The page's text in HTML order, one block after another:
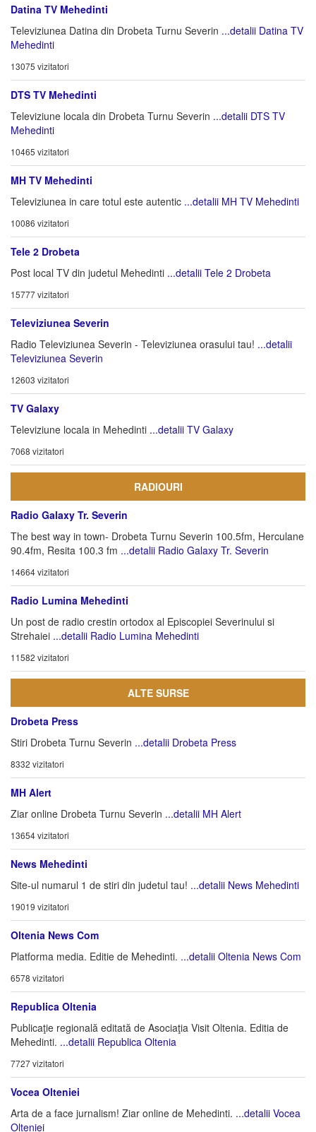
Datina TV Mehedinti
Televiziunea Datina din Drobeta Turnu Severin ...detalii Datina TV
Mehedinti
13075 vizitatori
DTS TV Mehedinti
Televiziune locala din Drobeta Turnu Severin ...detalii DTS TV
Mehedinti
10465 vizitatori
MH TV Mehedinti
Televiziunea in care totul este autentic ...detalii MH TV Mehedinti
10086 vizitatori
Tele 2 Drobeta
Post local TV din judetul Mehedinti ...detalii Tele 2 Drobeta
15777 vizitatori
Televiziunea Severin
Radio Televiziunea Severin - Televiziunea orasului tau! ...detalii
Televiziunea Severin
12603 vizitatori
TV Galaxy
Televiziune locala in Mehedinti ...detalii TV Galaxy
7068 vizitatori
RADIOURI
Radio Galaxy Tr. Severin
The best way in town- Drobeta Turnu Severin 100.5fm, Herculane
90.4fm, Resita 100.3 fm ...detalii Radio Galaxy Tr. Severin
14664 vizitatori
Radio Lumina Mehedinti
Un post de radio crestin ortodox al Episcopiei Severinului si
Strehaiei ...detalii Radio Lumina Mehedinti
11582 vizitatori
ALTE SURSE
Drobeta Press
Stiri Drobeta Turnu Severin ...detalii Drobeta Press
8332 vizitatori
MH Alert
Ziar online Drobeta Turnu Severin ...detalii MH Alert
13654 vizitatori
News Mehedinti
Site-ul numarul 1 de stiri din judetul tau! ...detalii News Mehedinti
19019 vizitatori
Oltenia News Com
Platforma media. Editie de Mehedinti. ...detalii Oltenia News Com
6578 vizitatori
Republica Oltenia
Publicaţie regională editată de Asociaţia Visit Oltenia. Editia de
Mehedinti. ...detalii Republica Oltenia
7727 vizitatori
Vocea Olteniei
Arta de a face jurnalism! Ziar online de Mehedinti. ...detalii Vocea
Olteniei